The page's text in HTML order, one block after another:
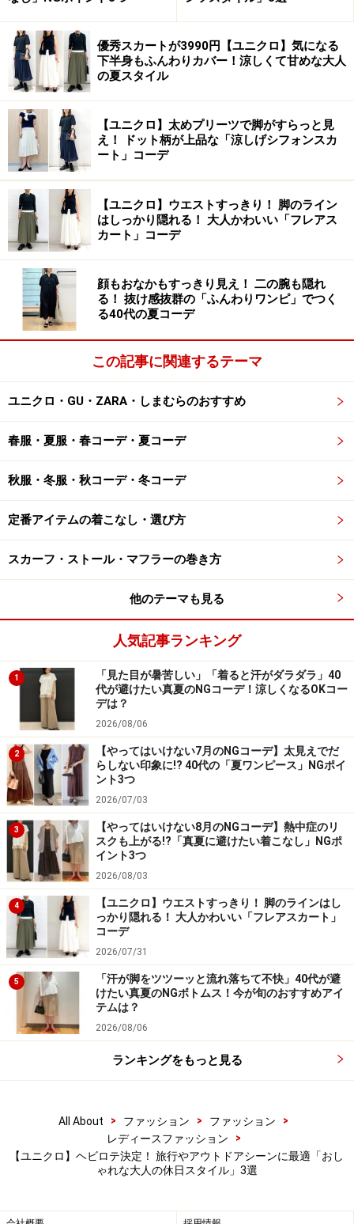
りません。
大きなポケットがついていて収納力も抜群！ 出典：
StyleHint
パンツの筒の部分は程よくゆとりのあるワイドシルエッ
トなので、動きやすく、リラックスしてはくことができ
ます。また、サイドのポケットのほかに両脇にカーゴポ
ケットもついているため、スマホやリップなどの小物も
入れられて便利。
写真のようなフォトプリントのTシャツなど、目をひく
ポイントを上半身に持ってくると、スタイルアップ効果
も期待できます。
3. UVカット効果もすごい「バケットハッ
ト」
ユニクロ UVカットニットバケットハット 1990円（税
込）
屋外で過ごす時間が長くなる季節に、髪や肌を守るため
にも忘れてはいけないのが帽子類。なかでも「UVカット
ニットバケットハット」は、トレンド感度高めのデザイ
ンに加えて、紫外線を90％以上カットしてくれるという
ハットのひさし部分は全体的に素材を二重にした上にス
テッチもかけられていて、よれたり型崩れしにくい、し
っかりとしたつくりです。定価1990円（税込）というプ
チプラさが、トライしやすくてGood。
サイズ調整が可能でフィット感高めなのもうれしい 出
典:StyleHint
写真の着こなしのように、ワンピースに合わせてアクセ
ントにしても大人かわいいですね。サイズの調整ができ
るので、頭のサイズに合わせてフィット感を高めること
もできます。
手洗い可能なアイテムなので、汗をかいたり、日焼け止
めやファンデがついて汚れが気になるときもすぐに洗え
ます。春夏中ヘビロテしてしまいそうなハットです。
ぜひ参考にしてみてくださいね。
※商品の在庫状況は日々刻々と変わるため、紹介アイテ
ムが「在庫なし」となる場合もあります。あらかじめご
了承くださいませ。
＜関連記事＞
優秀スカートが3990円【ユニクロ】気になる
下半身もふんわりカバー！涼しくて甘めな大人
の夏スタイル
【ユニクロ】太めプリーツで脚がすらっと見
え！ ドット柄が上品な「涼しげシフォンスカ
ート」コーデ
【ユニクロ】ウエストすっきり！ 脚のライン
はしっかり隠れる！ 大人かわいい「フレアス
カート」コーデ
顔もおなかもすっきり見え！ 二の腕も隠れ
る！ 抜け感抜群の「ふんわりワンピ」でつく
る40代の夏コーデ
この記事に関連するテーマ
ユニクロ・GU・ZARA・しまむらのおすすめ
春服・夏服・春コーデ・夏コーデ
秋服・冬服・秋コーデ・冬コーデ
定番アイテムの着こなし・選び方
スカーフ・ストール・マフラーの巻き方
他のテーマも見る
人気記事ランキング
1
「見た目が暑苦しい」「着ると汗がダラダラ」40
代が避けたい真夏のNGコーデ！涼しくなるOKコー
デは？
2026/08/06
2
【やってはいけない7月のNGコーデ】太見えでだ
らしない印象に!? 40代の「夏ワンピース」NGポイ
ント3つ
2026/07/03
3
【やってはいけない8月のNGコーデ】熱中症のリ
スクも上がる!?「真夏に避けたい着こなし」NGポ
イント3つ
2026/08/03
4
【ユニクロ】ウエストすっきり！ 脚のラインはし
っかり隠れる！ 大人かわいい「フレアスカート」
コーデ
2026/07/31
5
「汗が脚をツツーッと流れ落ちて不快」40代が避
けたい真夏のNGボトムス！今が旬のおすすめアイ
テムは？
2026/08/06
ランキングをもっと見る
All About > ファッション > ファッション
>
レディースファッション
>
【ユニクロ】ヘビロテ決定！ 旅行やアウトドアシーンに最適「おし
ゃれな大人の休日スタイル」3選